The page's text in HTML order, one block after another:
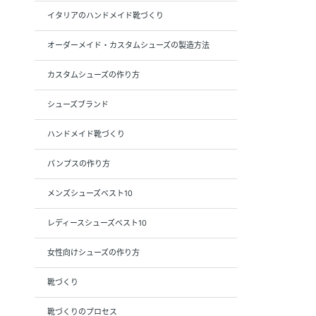
イタリアのハンドメイド靴づくり
オーダーメイド・カスタムシューズの製造方法
カスタムシューズの作り方
シューズブランド
ハンドメイド靴づくり
パンプスの作り方
メンズシューズベスト10
レディースシューズベスト10
女性向けシューズの作り方
靴づくり
靴づくりのプロセス